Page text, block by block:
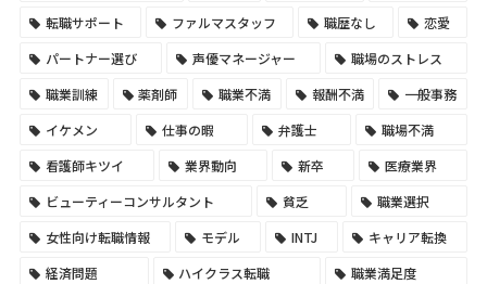
転職サポート
ファルマスタッフ 職歴なし
恋愛
パートナー選び
声優マネージャー
職場のストレス
職業訓練
薬剤師 職業不満 報酬不満
一般事務
イケメン
仕事の暇 弁護士
職場不満
看護師キツイ
業界動向 新卒
医療業界
ビューティーコンサルタント
貧乏
職業選択
女性向け転職情報
モデル INTJ
キャリア転換
経済問題
ハイクラス転職 職業満足度